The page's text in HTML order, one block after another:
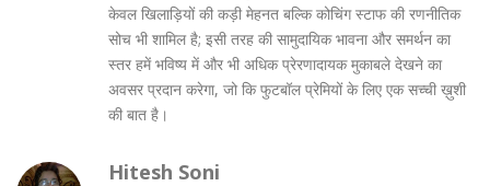
केवल खिलाड़ियों की कड़ी मेहनत बल्कि कोचिंग स्टाफ की रणनीतिक
सोच भी शामिल है; इसी तरह की सामुदायिक भावना और समर्थन का
स्तर हमें भविष्य में और भी अधिक प्रेरणादायक मुकाबले देखने का
अवसर प्रदान करेगा, जो कि फुटबॉल प्रेमियों के लिए एक सच्ची ख़ुशी
की बात है।
Hitesh Soni